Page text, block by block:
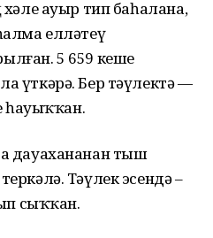
ауыр тип баһалана,
елләтеү
5 659 кеше
үткәрә. Бер тәүлектә —
һауыҡҡан.
дауахананан тыш
Тәүлек эсендә –
сыҡҡан.